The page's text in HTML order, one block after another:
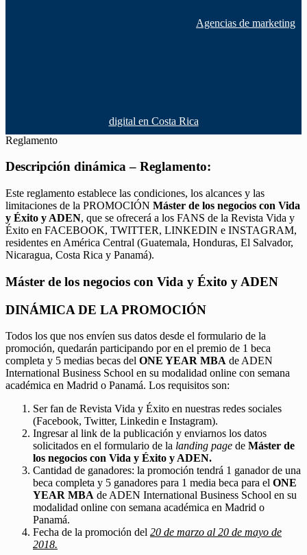
Agencias de marketing
digital en Costa Rica
Reglamento
Descripción dinámica – Reglamento:
Este reglamento establece las condiciones, los alcances y las
limitaciones de la PROMOCIÓN Máster de los negocios con Vida
y Éxito y ADEN, que se ofrecerá a los FANS de la Revista Vida y
Éxito en FACEBOOK, TWITTER, LINKEDIN e INSTAGRAM,
residentes en América Central (Guatemala, Honduras, El Salvador,
Nicaragua, Costa Rica y Panamá).
Máster de los negocios con Vida y Éxito y ADEN
DINÁMICA DE LA PROMOCIÓN
Todos los que nos envíen sus datos desde el formulario de la
promoción, quedarán participando por en el premio de 1 beca
completa y 5 medias becas del ONE YEAR MBA de ADEN
International Business School en su modalidad online con semana
académica en Madrid o Panamá. Los requisitos son:
Ser fan de Revista Vida y Éxito en nuestras redes sociales
(Facebook, Twitter, Linkedin e Instagram).
Ingresar al link de la publicación y enviarnos los datos
solicitados en el formulario de la landing page de Máster de
los negocios con Vida y Éxito y ADEN.
Cantidad de ganadores: la promoción tendrá 1 ganador de una
beca completa y 5 ganadores para 1 media beca para el ONE
YEAR MBA de ADEN International Business School en su
modalidad online con semana académica en Madrid o
Panamá.
Fecha de la promoción del 20 de marzo al 20 de mayo de
2018.